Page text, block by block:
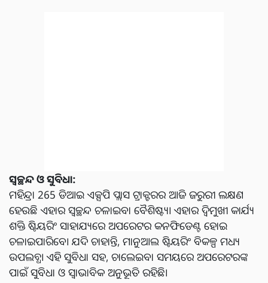
ସ୍ୱଚ୍ଛନ୍ଦ ଓ ସୁବିଧା:
ମହିନ୍ଦ୍ରା 265 ଡିଆଇ ଏକ୍ସପି ପ୍ଲାସ ଟ୍ରାକ୍ଟରର ଆଜି ଜରୁରୀ ଲକ୍ଷଣ
ହେଉଛି ଏହାର ସ୍ୱଚ୍ଛନ୍ଦ ଚଳାଇବା ବୈଶିଷ୍ଟ୍ୟ। ଏହାର ଦ୍ୱିମୁଖୀ କାର୍ଯ୍ୟ
ଶକ୍ତି ଷ୍ଟିୟରିଂ ସାହାଯ୍ୟରେ ଅପରେଟର କନଫିଡେଣ୍ଟ ହୋଇ
ଚଳାଇପାରିବେ। ଯଦି ଚାହାନ୍ତି, ମାନୁଆଲ ଷ୍ଟିୟରିଂ ବିକଳ୍ପ ମଧ୍ୟ
ଉପଲବ୍ଧ। ଏହି ସୁବିଧା ସହ, ଚାଲେଇବା ସମୟରେ ଅପରେଟରଙ୍କ
ପାଇଁ ସୁବିଧା ଓ ସ୍ୱାଭାବିକ ଅନୁଭୂତି ରହିଛି।